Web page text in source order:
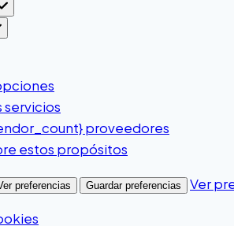
servicios
proveedores
estos propósitos
preferencias Guardar preferencias
Ver